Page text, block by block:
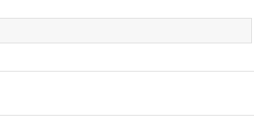
orden interno, seguridad nacional, u otra
de Ministros.